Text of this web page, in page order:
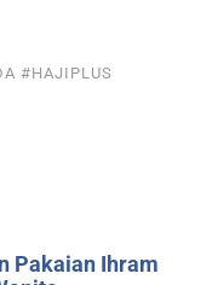
#HAJIPLUS
Pakaian Ihram